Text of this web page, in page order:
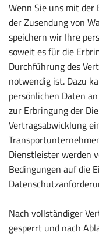
Wenn Sie uns mit
der Zusendung von
speichern wir Ihre
soweit es für die
Durchführung des
notwendig ist. Dazu
persönlichen Daten
zur Erbringung der
Vertragsabwicklung
Dienstleister werden
Bedingungen auf die
Nach vollständiger
gesperrt und nach